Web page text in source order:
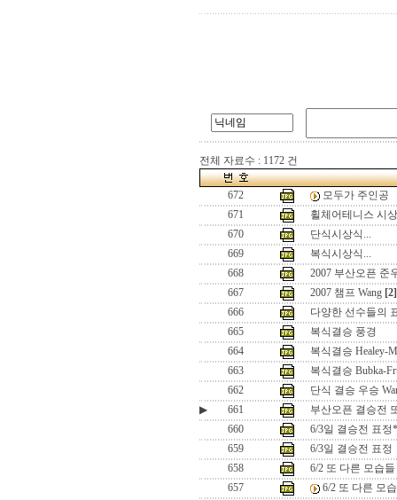
전체 자료수 : 1172 건
672
모두가 주인공
671
휠체어테니스 시
670
단식시상식...
669
복식시상식...
668
2007 부산오픈 준
667
2007 챔프 Wang [2]
666
다양한 선수들의
665
복식결승 풍경
664
복식결승 Healey-
663
복식결승 Bubka-
662
단식 결승 우승
▶
661
부산오픈 결승전
660
6/3일 결승전 표
659
6/3일 결승전 표정
658
6/2 또 다른 모습들
657
6/2 또 다른 모